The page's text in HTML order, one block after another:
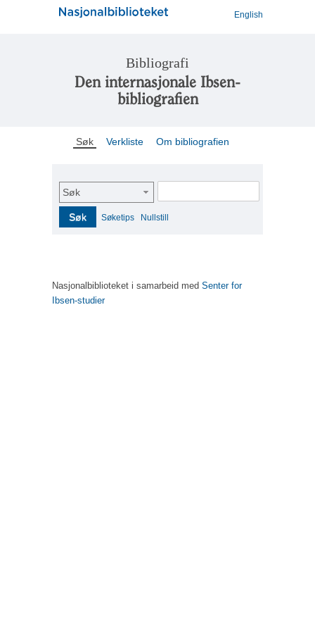
English
Bibliografi
Den internasjonale Ibsen-
bibliografien
Søk Verkliste Om bibliografien
Søk
Søk Søketips Nullstill
Nasjonalbiblioteket i samarbeid med Senter for
Ibsen-studier